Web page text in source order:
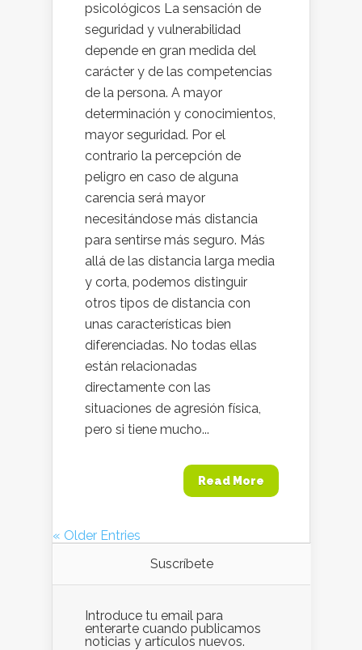
psicológicos La sensación de
seguridad y vulnerabilidad
depende en gran medida del
carácter y de las competencias
de la persona. A mayor
determinación y conocimientos,
mayor seguridad. Por el
contrario la percepción de
peligro en caso de alguna
carencia será mayor
necesitándose más distancia
para sentirse más seguro. Más
allá de las distancia larga media
y corta, podemos distinguir
otros tipos de distancia con
unas características bien
diferenciadas. No todas ellas
están relacionadas
directamente con las
situaciones de agresión física,
pero si tiene mucho...
Read More
« Older Entries
Suscríbete
Introduce tu email para
enterarte cuando publicamos
noticias y artículos nuevos.